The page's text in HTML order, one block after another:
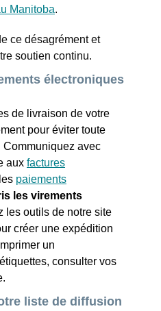
Manitoba.
ce désagrément et
soutien continu.
électroniques
de livraison de votre
pour éviter toute
Communiquez avec
aux factures
paiements
les virements
les outils de notre site
créer une expédition
un
consulter vos
liste de diffusion